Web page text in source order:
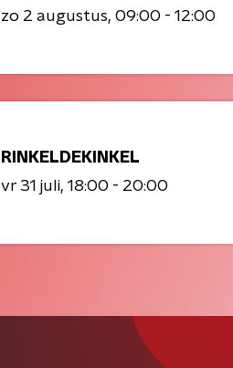
zo 2 augustus 09:00 - 12:00
RINKELDEKINKEL
vr 31 juli 18:00 - 20:00